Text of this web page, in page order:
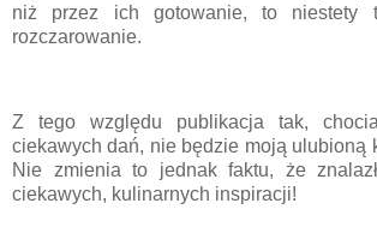
niż przez ich gotowanie, to niestety
rozczarowanie.
Z tego względu publikacja tak,
ciekawych dań, nie będzie moją ulubioną
Nie zmienia to jednak faktu, że
ciekawych, kulinarnych inspiracji!